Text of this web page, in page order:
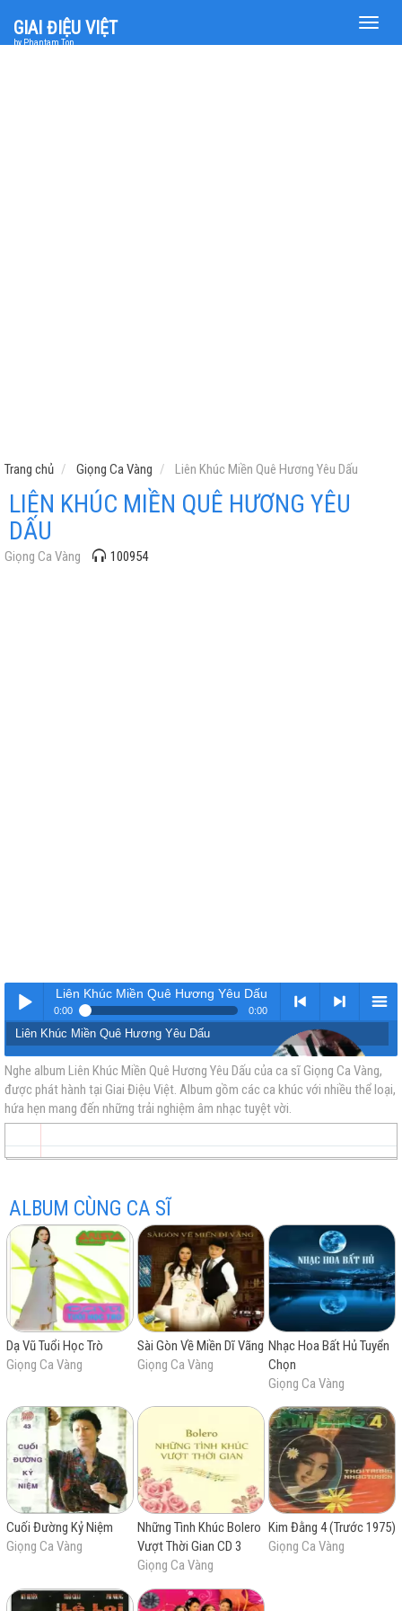
Toggle
GIAI ĐIỆU VIỆT
by Phantam Top
Trang chủ Giọng Ca Vàng Liên Khúc Miền Quê Hương Yêu Dấu
LIÊN KHÚC MIỀN QUÊ HƯƠNG YÊU
DẤU
Giọng Ca Vàng 100954
Nhạc
trữ
tình
Liên Khúc Miền Quê Hương Yêu Dấu
0:00 0:00
< Kho
trực
tuyến
>
chất
lượng
Kho
miễn
phí
Liên Khúc Miền Quê Hương Yêu Dấu
Nghe album Liên Khúc Miền Quê Hương Yêu Dấu của ca sĩ Giọng Ca Vàng,
được phát hành tại Giai Điệu Việt. Album gồm các ca khúc với nhiều thể loại,
hứa hẹn mang đến những trải nghiệm âm nhạc tuyệt vời.
ALBUM CÙNG CA SĨ
Dạ Vũ Tuổi Học Trò
Giọng Ca Vàng
Sài Gòn Về Miền Dĩ Vãng
Giọng Ca Vàng
Nhạc Hoa Bất Hủ Tuyển
Chọn
Giọng Ca Vàng
Cuối Đường Kỷ Niệm
Giọng Ca Vàng
Những Tình Khúc Bolero
Vượt Thời Gian CD 3
Giọng Ca Vàng
Kim Đằng 4 (Trước 1975)
Giọng Ca Vàng